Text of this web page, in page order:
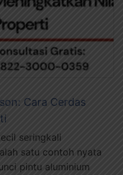
Cara Cerdas
seringkali
satu contoh nyata
pintu aluminium